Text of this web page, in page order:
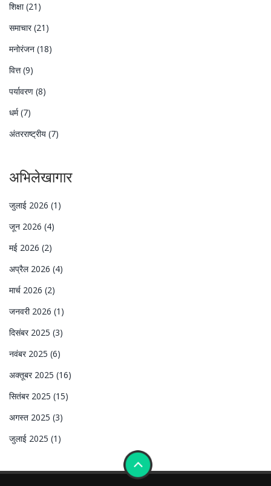
शिक्षा(21)
समाचार(21)
मनोरंजन (18)
वित्त(9)
पर्यावरण (8)
धर्म(7)
अंतरराष्ट्रीय (7)
अभिलेखागार
जुलाई 2026 (1)
जून 2026 (4)
मई 2026 (2)
अप्रैल 2026 (4)
मार्च 2026 (2)
जनवरी 2026 (1)
दिसंबर 2025 (3)
नवंबर 2025 (6)
अक्तूबर 2025 (16)
सितंबर 2025 (15)
अगस्त 2025 (3)
जुलाई 2025 (1)